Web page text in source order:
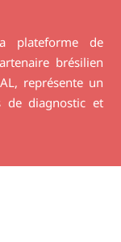
plateforme de
brésilien
représente un
de diagnostic et